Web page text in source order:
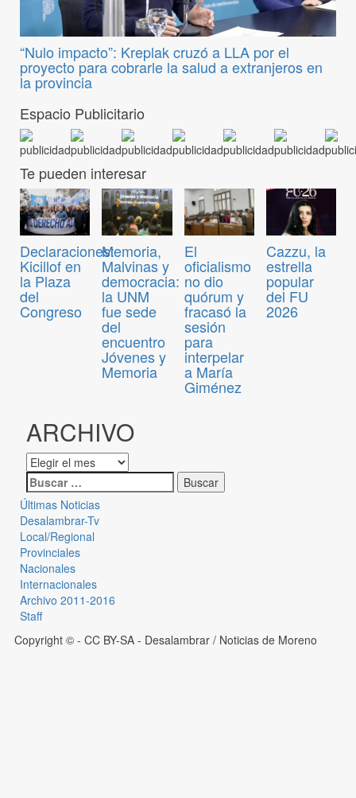
“Nulo impacto”: Kreplak cruzó a LLA por el
proyecto para cobrarle la salud a extranjeros en
la provincia
Espacio Publicitario
Te pueden interesar
Declaraciones:
Kicillof en
la Plaza
del
Congreso
Memoria,
Malvinas y
democracia:
la UNM
fue sede
del
encuentro
Jóvenes y
Memoria
El
oficialismo
no dio
quórum y
fracasó la
sesión
para
interpelar
a María
Giménez
Cazzu, la
estrella
popular
del FU
2026
ARCHIVO
Últimas Noticias
Desalambrar-Tv
Local/Regional
Provinciales
Nacionales
Internacionales
Archivo 2011-2016
Staff
Copyright © - CC BY-SA - Desalambrar / Noticias de Moreno